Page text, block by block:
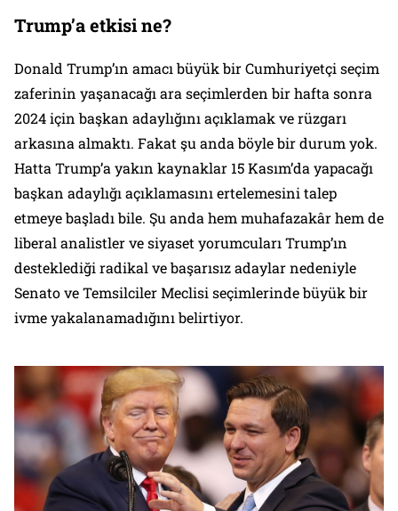
Trump’a etkisi ne?
Donald Trump’ın amacı büyük bir Cumhuriyetçi seçim
zaferinin yaşanacağı ara seçimlerden bir hafta sonra
2024 için başkan adaylığını açıklamak ve rüzgarı
arkasına almaktı. Fakat şu anda böyle bir durum yok.
Hatta Trump’a yakın kaynaklar 15 Kasım’da yapacağı
başkan adaylığı açıklamasını ertelemesini talep
etmeye başladı bile. Şu anda hem muhafazakâr hem de
liberal analistler ve siyaset yorumcuları Trump’ın
desteklediği radikal ve başarısız adaylar nedeniyle
Senato ve Temsilciler Meclisi seçimlerinde büyük bir
ivme yakalanamadığını belirtiyor.